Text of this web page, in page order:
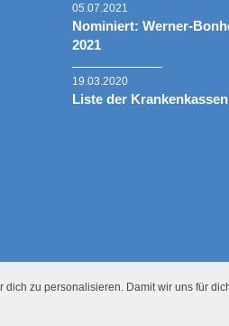
zu personalisieren. Damit wir uns für
05.07.2021
Nominiert: Werner-
2021
19.03.2020
Liste der